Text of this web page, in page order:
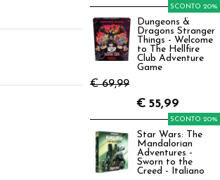
Dungeons &
Dragons Stranger
Things - Welcome
to The Hellfire
Club Adventure
Game
€ 69,99
SCONTO 20%
€ 55,99
Star Wars: The
Mandalorian
Adventures -
Sworn to the
Creed - Italiano
SCONTO 20%